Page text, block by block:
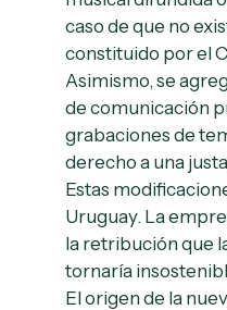
caso de que no
constituido por el
Asimismo, se
de comunicación
grabaciones de
derecho a una
Estas
Uruguay. La
la retribución que
tornaría
El origen de la